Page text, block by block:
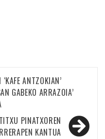
ANTZOKIAN’
GABEKO ARRAZOIA’
PINATXOREN
KANTUA